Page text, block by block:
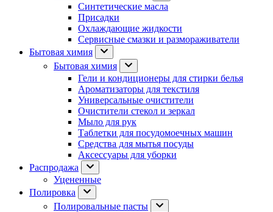
Синтетические масла
Присадки
Охлаждающие жидкости
Сервисные смазки и размораживатели
Бытовая химия
Бытовая химия
Гели и кондиционеры для стирки белья
Ароматизаторы для текстиля
Универсальные очистители
Очистители стекол и зеркал
Мыло для рук
Таблетки для посудомоечных машин
Средства для мытья посуды
Аксессуары для уборки
Распродажа
Уцененные
Полировка
Полировальные пасты